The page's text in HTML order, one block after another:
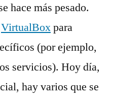
hace más pesado.
VirtualBoxpara
(por ejemplo,
servicios). Hoy día,
hay varios que se